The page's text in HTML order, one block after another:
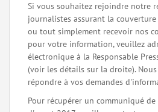
Si vous souhaitez rejoindre notre
journalistes assurant la
ou tout simplement recevoir nos
pour votre information, veuillez
électronique à la Responsable
(voir les détails sur la droite).
répondre à vos demandes
Pour récupérer un communiqué